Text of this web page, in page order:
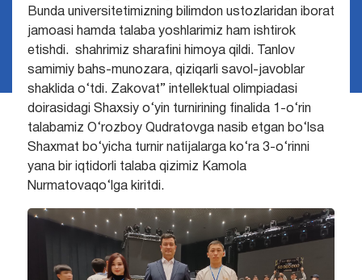
Bunda universitetimizning bilimdon ustozlaridan iborat
jamoasi hamda talaba yoshlarimiz ham ishtirok
etishdi. shahrimiz sharafini himoya qildi. Tanlov
samimiy bahs-munozara, qiziqarli savol-javoblar
shaklida o‘tdi. Zakovat” intellektual olimpiadasi
doirasidagi Shaxsiy o‘yin turnirining finalida 1-o‘rin
talabamiz O‘rozboy Qudratovga nasib etgan bo‘lsa
Shaxmat bo‘yicha turnir natijalarga ko‘ra 3-o‘rinni
yana bir iqtidorli talaba qizimiz Kamola
Nurmatovaqo‘lga kiritdi.